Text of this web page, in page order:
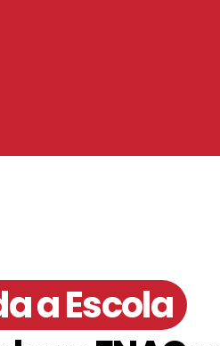
a Escola